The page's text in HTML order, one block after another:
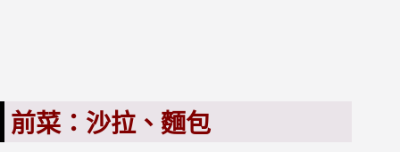
前菜：沙拉、麵包